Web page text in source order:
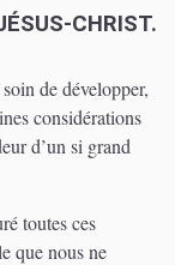
CHRIST.
de développer,
considérations
d’un si grand
toutes ces
que nous ne